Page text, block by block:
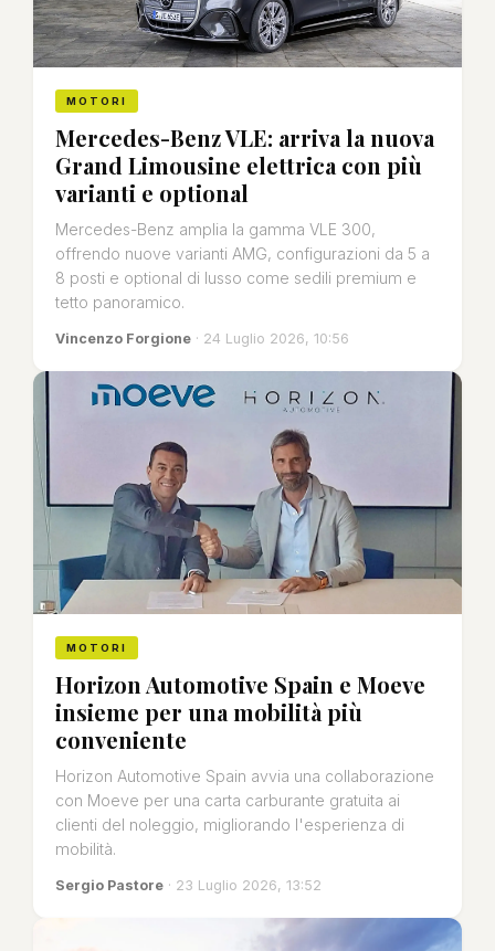
MOTORI
Mercedes-Benz VLE: arriva la nuova
Grand Limousine elettrica con più
varianti e optional
Mercedes-Benz amplia la gamma VLE 300,
offrendo nuove varianti AMG, configurazioni da 5 a
8 posti e optional di lusso come sedili premium e
tetto panoramico.
Vincenzo Forgione · 24 Luglio 2026, 10:56
MOTORI
Horizon Automotive Spain e Moeve
insieme per una mobilità più
conveniente
Horizon Automotive Spain avvia una collaborazione
con Moeve per una carta carburante gratuita ai
clienti del noleggio, migliorando l'esperienza di
mobilità.
Sergio Pastore · 23 Luglio 2026, 13:52